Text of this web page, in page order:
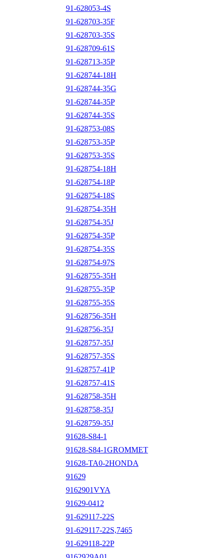
91-628053-4S
91-628703-35F
91-628703-35S
91-628709-61S
91-628713-35P
91-628744-18H
91-628744-35G
91-628744-35P
91-628744-35S
91-628753-08S
91-628753-35P
91-628753-35S
91-628754-18H
91-628754-18P
91-628754-18S
91-628754-35H
91-628754-35J
91-628754-35P
91-628754-35S
91-628754-97S
91-628755-35H
91-628755-35P
91-628755-35S
91-628756-35H
91-628756-35J
91-628757-35J
91-628757-35S
91-628757-41P
91-628757-41S
91-628758-35H
91-628758-35J
91-628759-35J
91628-S84-1
91628-S84-1GROMMET
91628-TA0-2HONDA
91629
9162901VYA
91629-0412
91-629117-22S
91-629117-22S,7465
91-629118-22P